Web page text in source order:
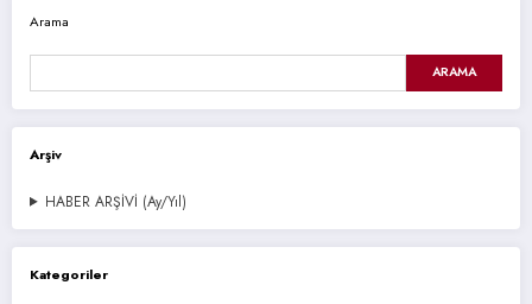
Arama
ARAMA
Arşiv
HABER ARŞİVİ (Ay/Yıl)
Kategoriler